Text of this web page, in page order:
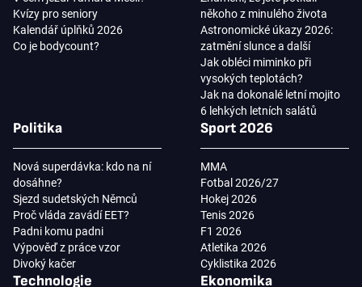
Kvízy pro seniory
Kalendář úplňků 2026
Co je bodycount?
někoho z minulého života
Astronomické úkazy 2026:
zatmění slunce a další
Jak obléci miminko při
vysokých teplotách?
Jak na dokonalé letní mojito
6 lehkých letních salátů
Politika
Nová superdávka: kdo na ní
dosáhne?
Sjezd sudetských Němců
Proč vláda zavádí EET?
Padni komu padni
Výpověď z práce vzor
Divoký kačer
Sport 2026
MMA
Fotbal 2026/27
Hokej 2026
Tenis 2026
F1 2026
Atletika 2026
Cyklistika 2026
Technologie Ekonomika